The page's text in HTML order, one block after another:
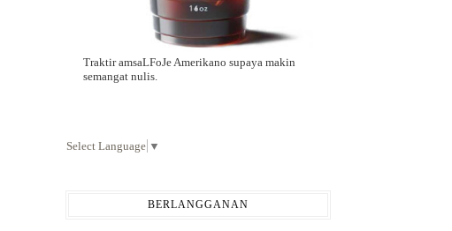
Traktir amsaLFoJe Amerikano supaya makin
semangat nulis.
Select Language ▼
BERLANGGANAN